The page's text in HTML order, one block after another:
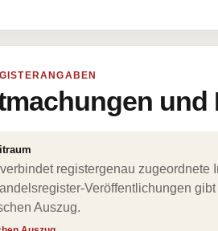
und
registergenau
Veröffentlichungen
Auszug.